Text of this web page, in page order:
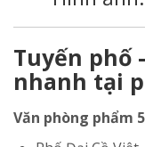
Tuyến phố
nhanh tại
Văn phòng phẩm